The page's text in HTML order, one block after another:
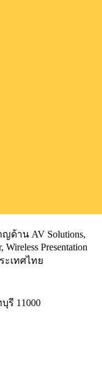
ด้าน AV Solutions,
Presentation
ะเทศไทย
รี 11000